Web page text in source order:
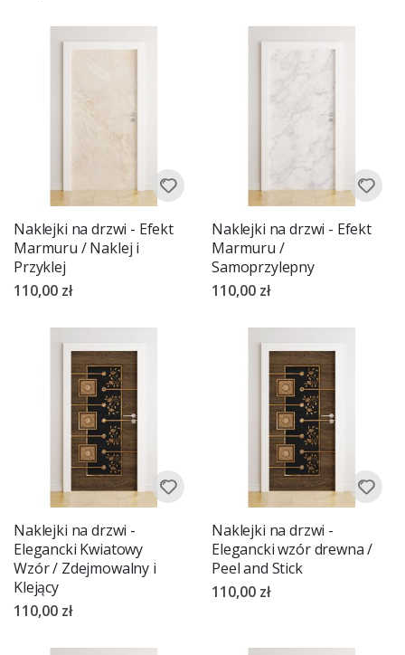
Naklejki na drzwi - Efekt
Marmuru / Naklej i
Przyklej
110,00 zł
Naklejki na drzwi - Efekt
Marmuru /
Samoprzylepny
110,00 zł
Naklejki na drzwi -
Elegancki Kwiatowy
Wzór / Zdejmowalny i
Klejący
110,00 zł
Naklejki na drzwi -
Elegancki wzór drewna /
Peel and Stick
110,00 zł